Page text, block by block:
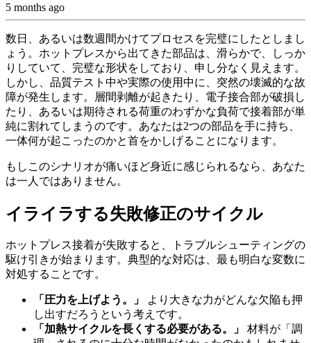
5 months ago
数日、あるいは数週間かけてプロセスを完璧にしたとしまし
ょう。ホットプレスから出てきた部品は、滑らかで、しっか
りしていて、完璧な形状をしており、申し分なく見えます。
しかし、品質テスト中や実際の使用中に、突然の壊滅的な故
障が発生します。層間剥離が起きたり、電子接合部が破損し
たり、あるいは期待される荷重のわずかな負荷で接着部が単
純に割れてしまうのです。あなたは2つの部品を手に持ち、
一体何が起こったのかと首をかしげることになります。
もしこのシナリオが痛いほど身近に感じられるなら、あなた
は一人ではありません。
イライラする失敗修正のサイクル
ホットプレス接着が失敗すると、トラブルシューティングの
駆け引きが始まります。典型的な対応は、最も明白な変数に
対処することです。
「圧力を上げよう。」
より大きな力がどんな欠陥も押
し出すだろうという考えです。
「加熱サイクルを長くする必要がある。」
材料が「調